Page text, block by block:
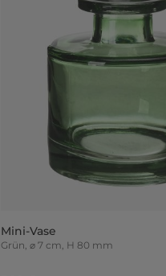
Mini-Vase
Grün, ⌀ 7 cm, H 80 mm